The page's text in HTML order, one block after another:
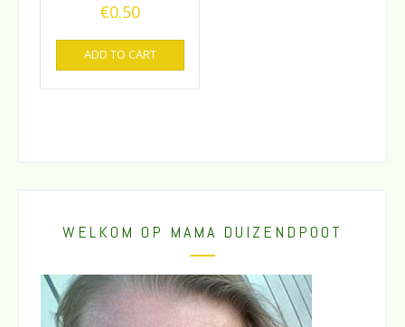
€0.50
ADD TO CART
WELKOM OP MAMA DUIZENDPOOT